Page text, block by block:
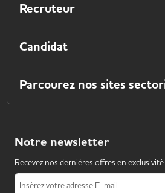
Recruteur
Candidat
Parcourez nos sites
Notre newsletter
Recevez nos dernières offres en exclusivité
Insérez votre adresse E-mail